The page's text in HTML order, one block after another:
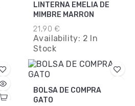
LINTERNA EMELIA DE
MIMBRE MARRON
21,90 €
Availability: 2 In
Stock
BOLSA DE COMPRA
GATO